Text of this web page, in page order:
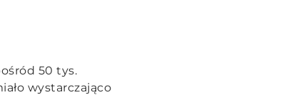
50 tys.
wystarczająco